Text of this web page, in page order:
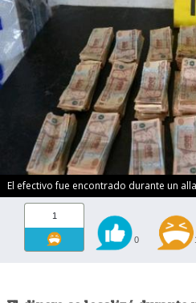
El efectivo fue encontrado durante un
1
0